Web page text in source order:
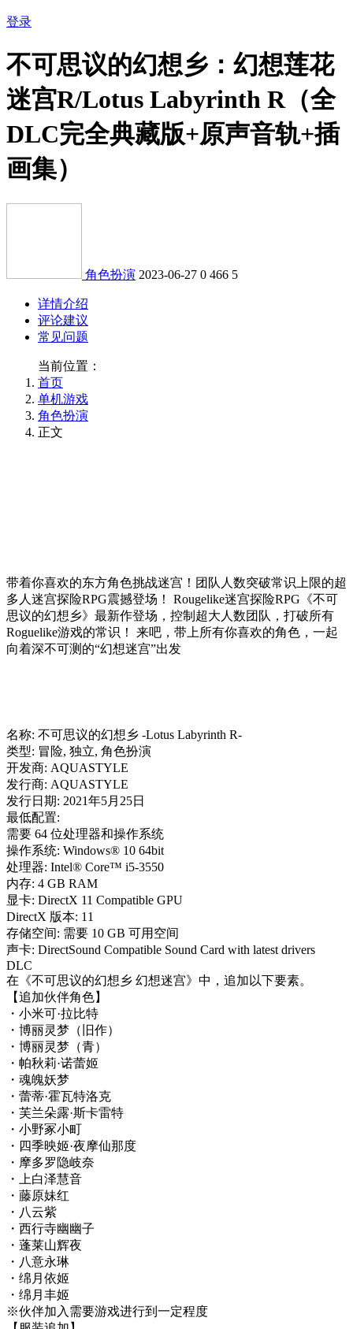
登录
不可思议的幻想乡：幻想莲花
迷宫R/Lotus Labyrinth R（全
DLC完全典藏版+原声音轨+插
画集）
角色扮演 2023-06-27 0 466 5
详情介绍
评论建议
常见问题
当前位置：
首页
单机游戏
角色扮演
正文
带着你喜欢的东方角色挑战迷宫！团队人数突破常识上限的超
多人迷宫探险RPG震撼登场！ Rougelike迷宫探险RPG《不可
思议的幻想乡》最新作登场，控制超大人数团队，打破所有
Roguelike游戏的常识！ 来吧，带上所有你喜欢的角色，一起
向着深不可测的“幻想迷宫”出发
名称: 不可思议的幻想乡 -Lotus Labyrinth R-
类型: 冒险, 独立, 角色扮演
开发商: AQUASTYLE
发行商: AQUASTYLE
发行日期: 2021年5月25日
最低配置:
需要 64 位处理器和操作系统
操作系统: Windows® 10 64bit
处理器: Intel® Core™ i5-3550
内存: 4 GB RAM
显卡: DirectX 11 Compatible GPU
DirectX 版本: 11
存储空间: 需要 10 GB 可用空间
声卡: DirectSound Compatible Sound Card with latest drivers
DLC
在《不可思议的幻想乡 幻想迷宫》中，追加以下要素。
【追加伙伴角色】
・小米可·拉比特
・博丽灵梦（旧作）
・博丽灵梦（青）
・帕秋莉·诺蕾姬
・魂魄妖梦
・蕾蒂·霍瓦特洛克
・芙兰朵露·斯卡雷特
・小野冢小町
・四季映姬·夜摩仙那度
・摩多罗隐岐奈
・上白泽慧音
・藤原妹红
・八云紫
・西行寺幽幽子
・蓬莱山辉夜
・八意永琳
・绵月依姬
・绵月丰姬
※伙伴加入需要游戏进行到一定程度